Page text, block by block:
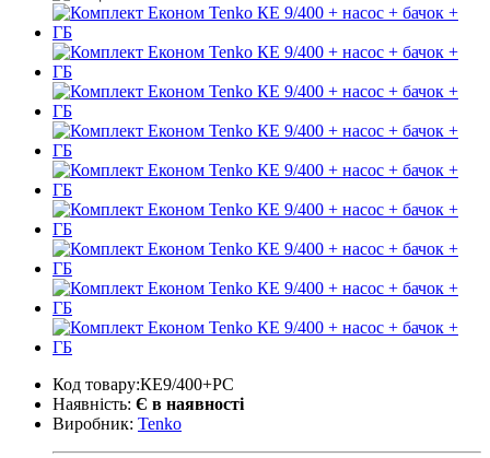
Код товару:КЕ9/400+PC
Наявність: Є в наявності
Виробник: Tenko